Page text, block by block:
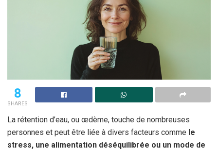
8
SHARES
La rétention d’eau, ou œdème, touche de nombreuses
personnes et peut être liée à divers facteurs comme le
stress, une alimentation déséquilibrée ou un mode de